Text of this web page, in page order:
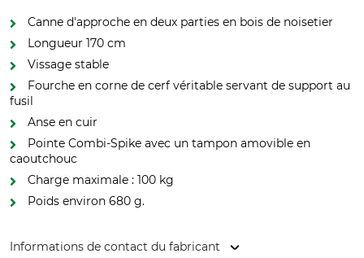
Canne d'approche en deux parties en bois de noisetier
Longueur 170 cm
Vissage stable
Fourche en corne de cerf véritable servant de support au
fusil
Anse en cuir
Pointe Combi-Spike avec un tampon amovible en
caoutchouc
Charge maximale : 100 kg
Poids environ 680 g.
Informations de contact du fabricant